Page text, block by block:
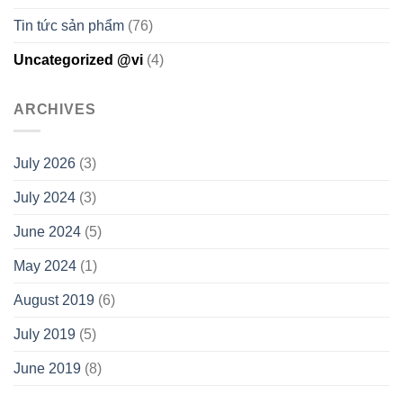
Tin tức sản phẩm (76)
Uncategorized @vi (4)
ARCHIVES
July 2026 (3)
July 2024 (3)
June 2024 (5)
May 2024 (1)
August 2019 (6)
July 2019 (5)
June 2019 (8)